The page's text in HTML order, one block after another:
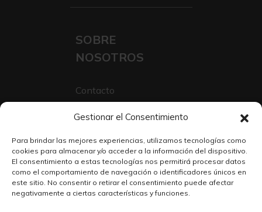
Gestionar el Consentimiento
Para brindar las mejores experiencias, utilizamos tecnologías como
cookies para almacenar y/o acceder a la información del dispositivo.
El consentimiento a estas tecnologías nos permitirá procesar datos
como el comportamiento de navegación o identificadores únicos en
este sitio. No consentir o retirar el consentimiento puede afectar
negativamente a ciertas características y funciones.
SOBRE
NOSOTROS
Contacto